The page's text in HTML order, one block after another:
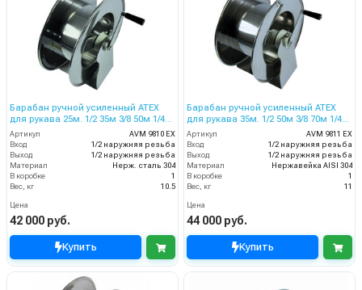
Барабан ручной усиленный ATEX
для рукава 25м. 1/2 35м 3/8 50м 1/4
(нерж.) 1/2ш.1/2ш. 200 бар
Артикул
AVM 9810 EX
Вход
1/2 наружняя резьба
Выход
1/2 наружняя резьба
Материал
Нерж. сталь 304
В коробке
1
Вес, кг
10.5
Цена
42 000 руб.
Купить
Барабан ручной усиленный ATEX
для рукава 35м. 1/2 50м 3/8 70м 1/4
(нерж.) 1/2ш.1/2ш. 200 бар
Артикул
AVM 9811 EX
Вход
1/2 наружняя резьба
Выход
1/2 наружняя резьба
Материал
Нержавейка AISI 304
В коробке
1
Вес, кг
11
Цена
44 000 руб.
Купить